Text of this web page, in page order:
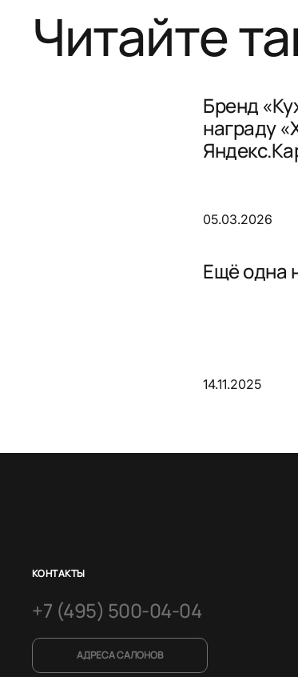
Читайте
Бренд
награду
05.03.2026
Ещё одна
14.11.2025
КОНТАКТЫ
+7 (495) 500-04-04
АДРЕСА САЛОНОВ